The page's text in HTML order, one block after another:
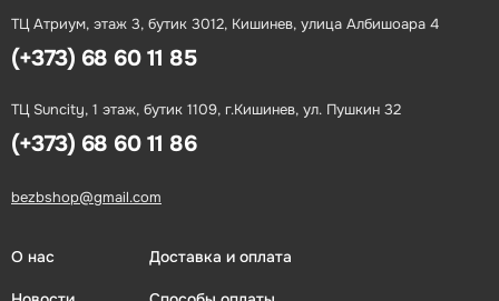
ТЦ Атриум, этаж 3, бутик 3012, Кишинев, улица Албишоара 4
(+373) 68 60 11 85
ТЦ Suncity, 1 этаж, бутик 1109, г.Кишинев, ул. Пушкин 32
(+373) 68 60 11 86
bezbshop@gmail.com
О нас Доставка и оплата